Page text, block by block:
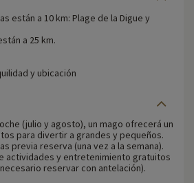
están a 10 km: Plage de la Digue y
a 25 km.
y ubicación
(julio y agosto), un mago ofrecerá un
para divertir a grandes y pequeños.
previa reserva (una vez a la semana).
actividades y entretenimiento gratuitos
reservar con antelación).